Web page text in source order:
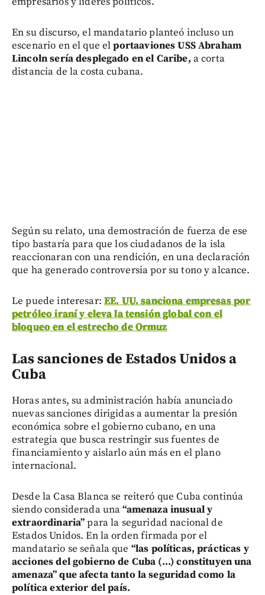
En su discurso, el mandatario planteó incluso un
escenario en el que elportaaviones USS Abraham
Lincoln sería desplegado en el Caribe, a corta
distancia de la costa cubana.
Según su relato, una demostración de fuerza de ese
tipo bastaría para que los ciudadanos de la isla
reaccionaran con una rendición, en una declaración
que ha generado controversia por su tono y alcance.
Le puede interesar: EE. UU. sanciona empresas por
petróleo iraní y eleva la tensión global con el
bloqueo en el estrecho de Ormuz
Las sanciones de Estados Unidos a
Cuba
Horas antes, su administración había anunciado
nuevas sanciones dirigidas a aumentar la presión
económica sobre el gobierno cubano, en una
estrategia que busca restringir sus fuentes de
financiamiento y aislarlo aún más en el plano
internacional.
Desde la Casa Blanca se reiteró que Cuba continúa
siendo considerada una“amenaza inusual y
extraordinaria”para la seguridad nacional de
Estados Unidos. En la orden firmada por el
mandatario se señala que “las políticas, prácticas y
acciones del gobierno de Cuba (...) constituyen una
amenaza” que afecta tanto la seguridad como la
política exterior del país.